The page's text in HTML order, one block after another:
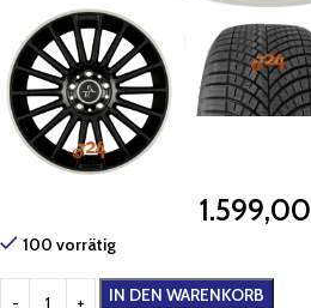
1.599,00
100 vorrätig
IN DEN WARENKORB